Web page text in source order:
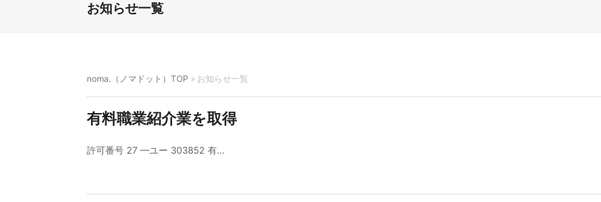
お知らせ一覧
noma.（ノマドット）TOP » お知らせ一覧
有料職業紹介業を取得
許可番号 27 —ユー 303852 有…